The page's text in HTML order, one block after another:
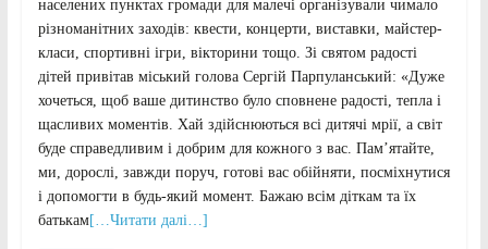
населених пунктах громади для малечі організували чимало
різноманітних заходів: квести, концерти, виставки, майстер-
класи, спортивні ігри, вікторини тощо. Зі святом радості
дітей привітав міський голова Сергій Парпуланський: «Дуже
хочеться, щоб ваше дитинство було сповнене радості, тепла і
щасливих моментів. Хай здійснюються всі дитячі мрії, а світ
буде справедливим і добрим для кожного з вас. Пам’ятайте,
ми, дорослі, завжди поруч, готові вас обійняти, посміхнутися
і допомогти в будь-який момент. Бажаю всім діткам та їх
батькам[…Читати далі…]